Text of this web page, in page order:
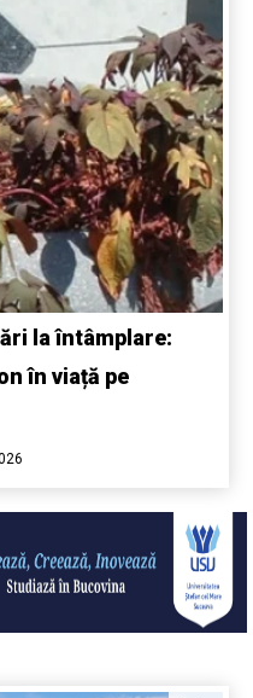
la întâmplare:
în viață pe